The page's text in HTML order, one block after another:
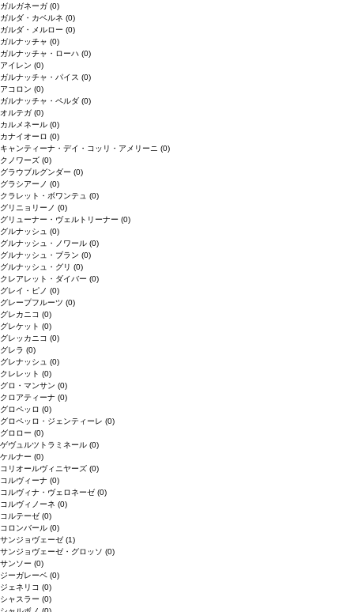
ガルガネーガ (0)
ガルダ・カベルネ (0)
ガルダ・メルロー (0)
ガルナッチャ (0)
ガルナッチャ・ローハ (0)
アイレン (0)
ガルナッチャ・パイス (0)
アコロン (0)
ガルナッチャ・ペルダ (0)
オルテガ (0)
カルメネール (0)
カナイオーロ (0)
キャンティーナ・デイ・コッリ・アメリーニ (0)
クノワーズ (0)
グラウブルグンダー (0)
グラシアーノ (0)
クラレット・ボワンテュ (0)
グリニョリーノ (0)
グリューナー・ヴェルトリーナー (0)
グルナッシュ (0)
グルナッシュ・ノワール (0)
グルナッシュ・ブラン (0)
グルナッシュ・グリ (0)
クレアレット・ダイバー (0)
グレイ・ピノ (0)
グレープフルーツ (0)
グレカニコ (0)
グレケット (0)
グレッカニコ (0)
グレラ (0)
グレナッシュ (0)
クレレット (0)
グロ・マンサン (0)
クロアティーナ (0)
グロペッロ (0)
グロペッロ・ジェンティーレ (0)
グロロー (0)
ゲヴュルツトラミネール (0)
ケルナー (0)
コリオールヴィニヤーズ (0)
コルヴィーナ (0)
コルヴィナ・ヴェロネーゼ (0)
コルヴィノーネ (0)
コルテーゼ (0)
コロンバール (0)
サンジョヴェーゼ (1)
サンジョヴェーゼ・グロッソ (0)
サンソー (0)
ジーガレーベ (0)
ジェネリコ (0)
シャスラー (0)